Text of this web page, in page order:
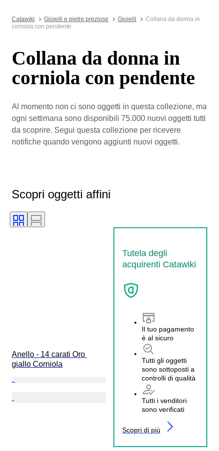
Catawiki Gioielli e pietre preziose Gioielli
Collana da donna in
corniola con pendente
Collana da donna in
corniola con pendente
Al momento non ci sono oggetti in questa collezione, ma
ogni settimana sono disponibili 75.000 nuovi oggetti tutti
da scoprire. Segui questa collezione per ricevere
notifiche quando vengono aggiunti nuovi oggetti.
Scopri oggetti affini
Tutela degli
acquirenti Catawiki
Il tuo pagamento
è al sicuro
Tutti gli oggetti
sono sottoposti a
controlli di qualità
Tutti i venditori
sono verificati
Scopri di più
Anello - 14 carati Oro
giallo Corniola